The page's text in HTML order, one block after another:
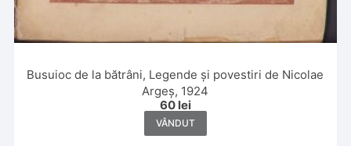
Busuioc de la bătrâni, Legende și povestiri de Nicolae
Argeș, 1924
60 lei
VÂNDUT